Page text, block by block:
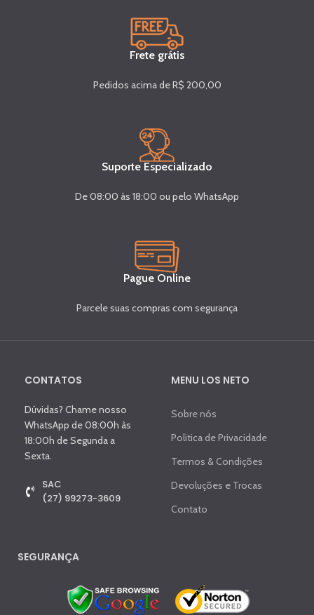
Frete grátis
Pedidos acima de R$ 200,00
Suporte Especializado
De 08:00 às 18:00 ou pelo WhatsApp
Pague Online
Parcele suas compras com segurança
CONTATOS
Dúvidas? Chame nosso
WhatsApp de 08:00h às
18:00h de Segunda a
Sexta.
SAC
(27) 99273-3609
MENU LOS NETO
Sobre nós
Politica de Privacidade
Termos & Condições
Devoluções e Trocas
Contato
SEGURANÇA